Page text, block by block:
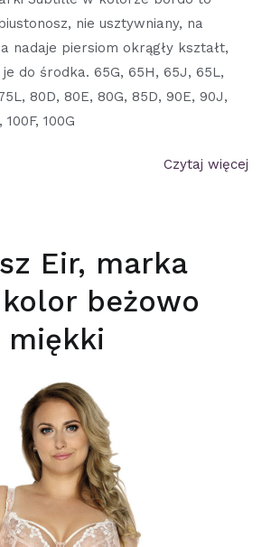
nie usztywniany, na
nadaje piersiom okrągły kształt,
do środka. 65G, 65H, 65J, 65L,
80D, 80E, 80G, 85D, 90E, 90J,
100G
Czytaj więcej
Eir, marka
beżowo
miękki